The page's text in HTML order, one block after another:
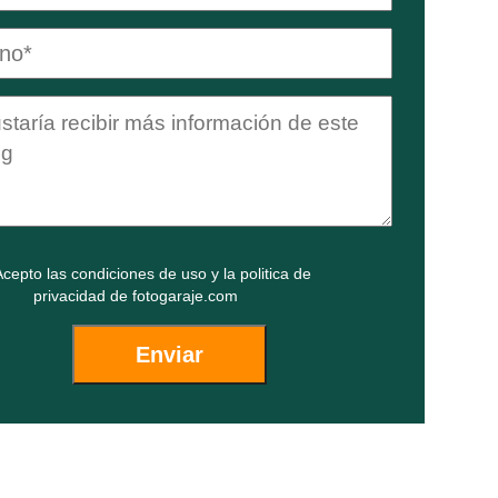
lascondiciones de usoy la politica de
privacidadde fotogaraje.com